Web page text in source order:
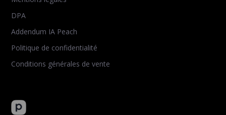
DPA
Addendum IA Peach
Politique de confidentialité
Conditions générales de vente